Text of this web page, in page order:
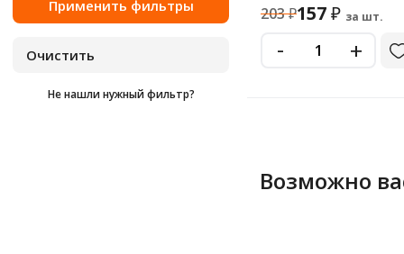
Не нашли нужный фильтр?
203₽157₽ за шт.
- +
Возможно